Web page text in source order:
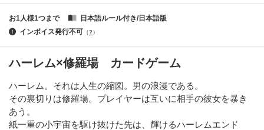
お1人様1つまで
日本語ルール付き/日本語版
インボイス発行不可 （?）
ハーレム×修羅場 カードゲーム
ハーレム。それは人生の縮図。男の浪漫である。
その裏切りは修羅場。プレイヤーは互いに相手の彼女を暴き
あう。
紙一重の小宇宙を駆け抜けた先は、輝けるハーレムエンド